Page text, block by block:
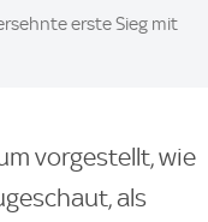
erste Sieg mit
vorgestellt, wie
als